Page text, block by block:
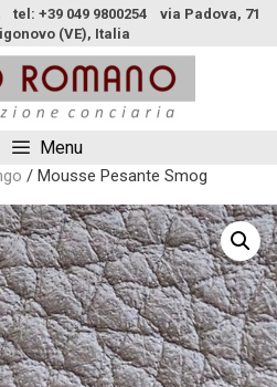
+39 049 9800254 via Padova, 71
(VE), Italia
Menu
/ Mousse Pesante Smog